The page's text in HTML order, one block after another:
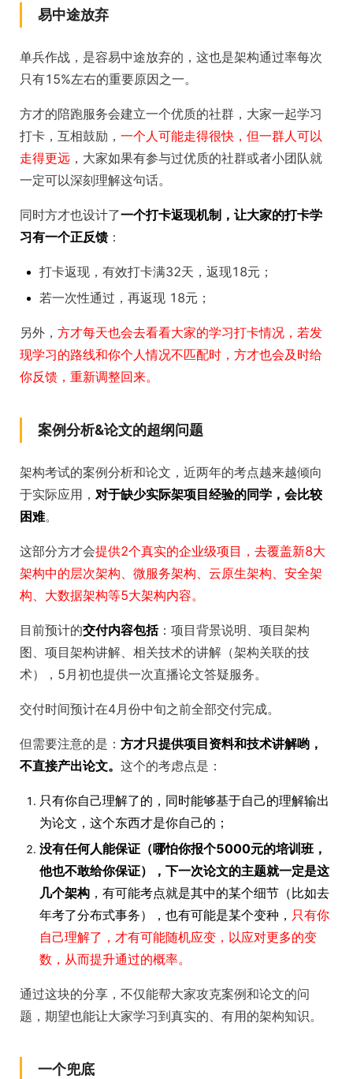
易中途放弃
单兵作战，是容易中途放弃的，这也是架构通过率每次
只有15%左右的重要原因之一。
方才的陪跑服务会建立一个优质的社群，大家一起学习
打卡，互相鼓励， 一个人可能走得很快，但一群人可以
走得更远 ，大家如果有参与过优质的社群或者小团队就
一定可以深刻理解这句话。
同时方才也设计了一个打卡返现机制，让大家的打卡学
习有一个正反馈 ：
打卡返现，有效打卡满32天，返现18元；
若一次性通过，再返现 18元；
另外， 方才每天也会去看看大家的学习打卡情况，若发
现学习的路线和你个人情况不匹配时，方才也会及时给
你反馈，重新调整回来。
案例分析&论文的超纲问题
架构考试的案例分析和论文，近两年的考点越来越倾向
于实际应用， 对于缺少实际架项目经验的同学，会比较
困难。
这部分方才会提供2个真实的企业级项目，去覆盖新8大
架构中的层次架构、微服务架构、云原生架构、安全架
构、大数据架构等5大架构内容。
目前预计的交付内容包括：项目背景说明、项目架构
图、项目架构讲解、相关技术的讲解（架构关联的技
术），5月初也提供一次直播论文答疑服务。
交付时间预计在4月份中旬之前全部交付完成。
但需要注意的是： 方才只提供项目资料和技术讲解哟，
不直接产出论文。 这个的考虑点是：
只有你自己理解了的，同时能够基于自己的理解输出
为论文，这个东西才是你自己的；
没有任何人能保证（哪怕你报个5000元的培训班，
他也不敢给你保证），下一次论文的主题就一定是这
几个架构 ，有可能考点就是其中的某个细节（比如去
年考了分布式事务），也有可能是某个变种， 只有你
自己理解了，才有可能随机应变，以应对更多的变
数，从而提升通过的概率。
通过这块的分享，不仅能帮大家攻克案例和论文的问
题，期望也能让大家学习到真实的、有用的架构知识。
一个兜底